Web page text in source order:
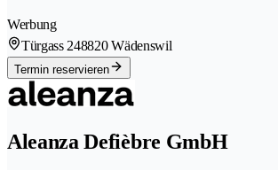
Werbung
Türgass 248820 Wädenswil
Termin reservieren
Aleanza Defièbre GmbH